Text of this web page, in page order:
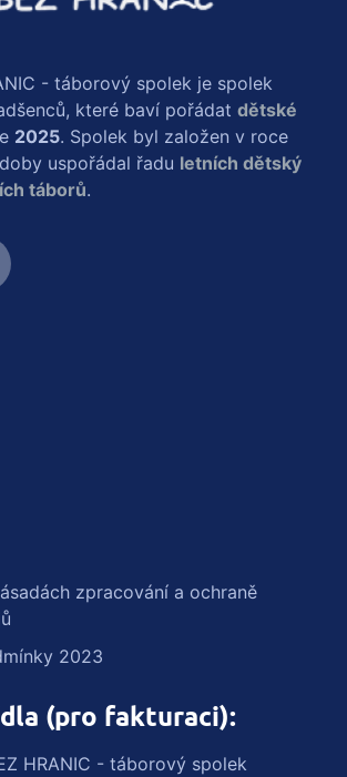
- táborový spolek je spolek
které baví pořádat dětské
2025. Spolek byl založen v roce
uspořádal řadu letních dětský
táborů.
zpracování a ochraně
2023
(pro fakturaci):
HRANIC - táborový spolek